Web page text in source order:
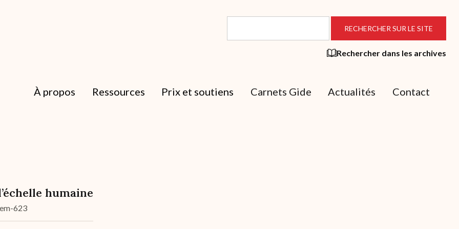
Rechercher dans les archives
À propos Ressources Prix et soutiens Carnets Gide Actualités Contact
humaine
623